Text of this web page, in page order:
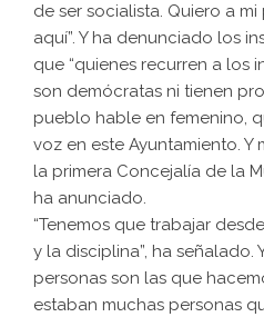
de ser socialista. Quiero a
aquí”. Y ha denunciado los
que “quienes recurren a los
son demócratas ni tienen
pueblo hable en femenino,
voz en este Ayuntamiento.
la primera Concejalía de la
ha anunciado.
“Tenemos que trabajar
y la disciplina”, ha señalado.
personas son las que
estaban muchas personas